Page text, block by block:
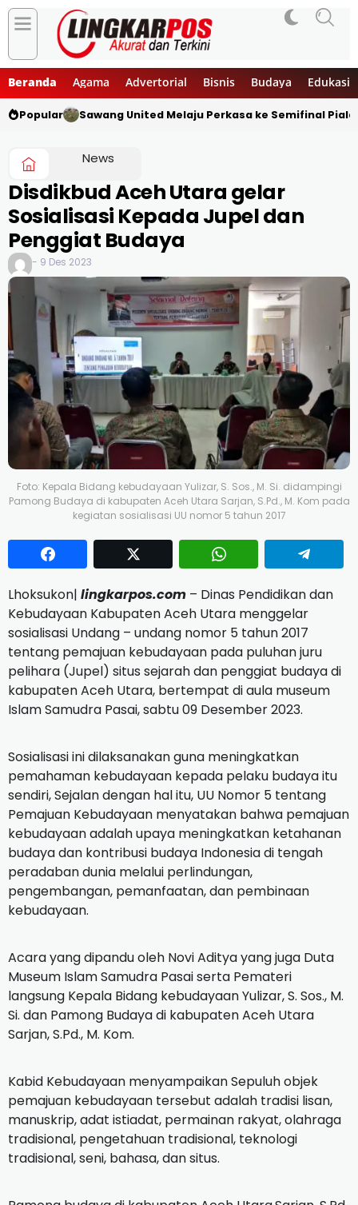
Beranda Agama Advertorial Bisnis Budaya Edukasi
Popular Sawang United Melaju Perkasa ke Semifinal
News
Disdikbud Aceh Utara gelar
Sosialisasi Kepada Jupel dan
Penggiat Budaya
- 9 Des 2023
Foto: Kepala Bidang kebudayaan Yulizar, S. Sos., M. Si. didampingi
Pamong Budaya di kabupaten Aceh Utara Sarjan, S.Pd., M. Kom pada
kegiatan sosialisasi UU nomor 5 tahun 2017
Lhoksukon| lingkarpos.com – Dinas Pendidikan dan
Kebudayaan Kabupaten Aceh Utara menggelar
sosialisasi Undang – undang nomor 5 tahun 2017
tentang pemajuan kebudayaan pada puluhan juru
pelihara (Jupel) situs sejarah dan penggiat budaya di
kabupaten Aceh Utara, bertempat di aula museum
Islam Samudra Pasai, sabtu 09 Desember 2023.
Sosialisasi ini dilaksanakan guna meningkatkan
pemahaman kebudayaan kepada pelaku budaya itu
sendiri, Sejalan dengan hal itu, UU Nomor 5 tentang
Pemajuan Kebudayaan menyatakan bahwa pemajuan
kebudayaan adalah upaya meningkatkan ketahanan
budaya dan kontribusi budaya Indonesia di tengah
peradaban dunia melalui perlindungan,
pengembangan, pemanfaatan, dan pembinaan
kebudayaan.
Acara yang dipandu oleh Novi Aditya yang juga Duta
Museum Islam Samudra Pasai serta Pemateri
langsung Kepala Bidang kebudayaan Yulizar, S. Sos., M.
Si. dan Pamong Budaya di kabupaten Aceh Utara
Sarjan, S.Pd., M. Kom.
Kabid Kebudayaan menyampaikan Sepuluh objek
pemajuan kebudayaan tersebut adalah tradisi lisan,
manuskrip, adat istiadat, permainan rakyat, olahraga
tradisional, pengetahuan tradisional, teknologi
tradisional, seni, bahasa, dan situs.